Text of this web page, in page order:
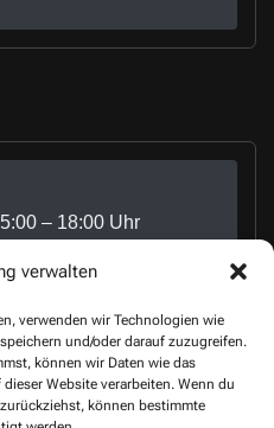
verwalten
verwenden wir Technologien wie
und/oder darauf zuzugreifen.
können wir Daten wie das
Website verarbeiten. Wenn du
können bestimmte
– 18:00 Uhr